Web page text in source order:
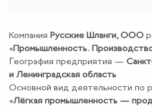
Компания Русские Шланги, ООО
«Промышленность.
География предприятия —
и Ленинградская область
Основной вид деятельности по
«Лёгкая промышленность —